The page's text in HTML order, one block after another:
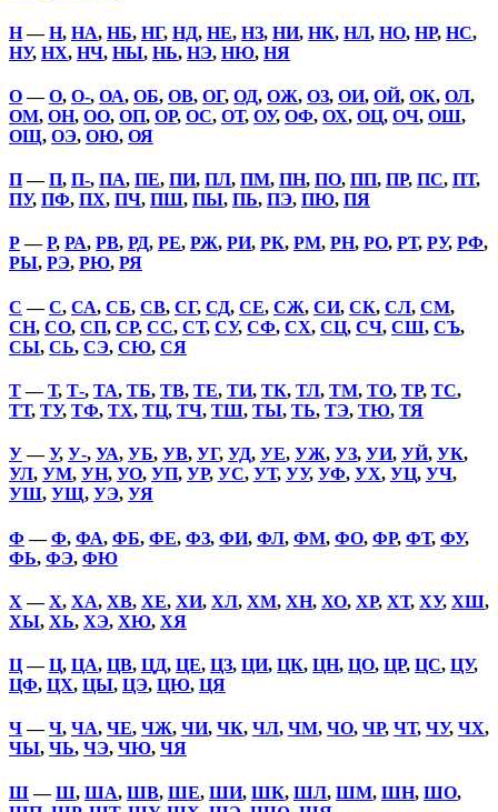
Н—Н, НА, НБ, НГ, НД, НЕ, НЗ, НИ, НК, НЛ, НО, НР, НС,
НУ, НХ, НЧ, НЫ, НЬ, НЭ, НЮ, НЯ
О—О, О-, ОА, ОБ, ОВ, ОГ, ОД, ОЖ, ОЗ, ОИ, ОЙ, ОК, ОЛ,
ОМ, ОН, ОО, ОП, ОР, ОС, ОТ, ОУ, ОФ, ОХ, ОЦ, ОЧ, ОШ,
ОЩ, ОЭ, ОЮ, ОЯ
П—П, П-, ПА, ПЕ, ПИ, ПЛ, ПМ, ПН, ПО, ПП, ПР, ПС, ПТ,
ПУ, ПФ, ПХ, ПЧ, ПШ, ПЫ, ПЬ, ПЭ, ПЮ, ПЯ
Р—Р, РА, РВ, РД, РЕ, РЖ, РИ, РК, РМ, РН, РО, РТ, РУ, РФ,
РЫ, РЭ, РЮ, РЯ
С —С, СА, СБ, СВ, СГ, СД, СЕ, СЖ, СИ, СК, СЛ, СМ,
СН, СО, СП, СР, СС, СТ, СУ, СФ, СХ, СЦ, СЧ, СШ, СЪ,
СЫ, СЬ, СЭ, СЮ, СЯ
Т—Т, Т-, ТА, ТБ, ТВ, ТЕ, ТИ, ТК, ТЛ, ТМ, ТО, ТР, ТС,
ТТ, ТУ, ТФ, ТХ, ТЦ, ТЧ, ТШ, ТЫ, ТЬ, ТЭ, ТЮ, ТЯ
У—У, У-, УА, УБ, УВ, УГ, УД, УЕ, УЖ, УЗ, УИ, УЙ, УК,
УЛ, УМ, УН, УО, УП, УР, УС, УТ, УУ, УФ, УХ, УЦ, УЧ,
УШ, УЩ, УЭ, УЯ
Ф —Ф, ФА, ФБ, ФЕ, ФЗ, ФИ, ФЛ, ФМ, ФО, ФР, ФТ, ФУ,
ФЬ, ФЭ, ФЮ
Х —Х, ХА, ХВ, ХЕ, ХИ, ХЛ, ХМ, ХН, ХО, ХР, ХТ, ХУ, ХШ,
ХЫ, ХЬ, ХЭ, ХЮ, ХЯ
Ц—Ц, ЦА, ЦВ, ЦД, ЦЕ, ЦЗ, ЦИ, ЦК, ЦН, ЦО, ЦР, ЦС, ЦУ,
ЦФ, ЦХ, ЦЫ, ЦЭ, ЦЮ, ЦЯ
Ч—Ч, ЧА, ЧЕ, ЧЖ, ЧИ, ЧК, ЧЛ, ЧМ, ЧО, ЧР, ЧТ, ЧУ, ЧХ,
ЧЫ, ЧЬ, ЧЭ, ЧЮ, ЧЯ
Ш—Ш, ША, ШВ, ШЕ, ШИ, ШК, ШЛ, ШМ, ШН, ШО,